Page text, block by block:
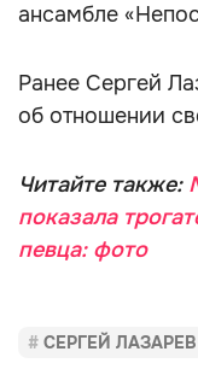
ансамбле
Ранее Сергей
об отношении
Читайте также:
показала
певца: фото
СЕРГЕЙ ЛАЗАРЕВ